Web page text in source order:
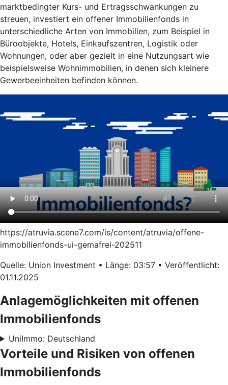
marktbedingter Kurs- und Ertragsschwankungen zu
streuen, investiert ein offener Immobilienfonds in
unterschiedliche Arten von Immobilien, zum Beispiel in
Büroobjekte, Hotels, Einkaufszentren, Logistik oder
Wohnungen, oder aber gezielt in eine Nutzungsart wie
beispielsweise Wohnimmobilien, in denen sich kleinere
Gewerbeeinheiten befinden können.
https://atruvia.scene7.com/is/content/atruvia/offene-
immobilienfonds-ui-gemafrei-202511
Quelle: Union Investment • Länge: 03:57 • Veröffentlicht:
01.11.2025
Anlagemöglichkeiten mit offenen
Immobilienfonds
UniImmo: Deutschland
Vorteile und Risiken von offenen
Immobilienfonds